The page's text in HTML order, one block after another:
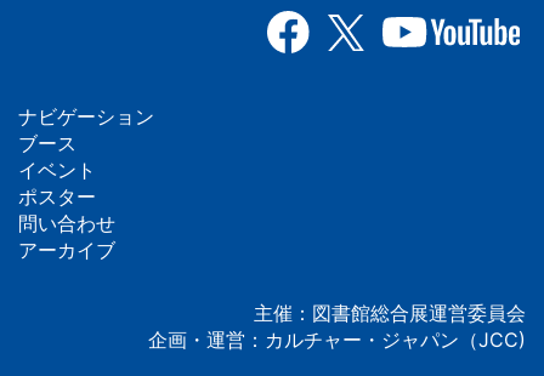
フ
ッ
タ
ナビゲーション
ブース
イベント
ポスター
問い合わせ
アーカイブ
主催：図書館総合展運営委員会
企画・運営：カルチャー・ジャパン（JCC)